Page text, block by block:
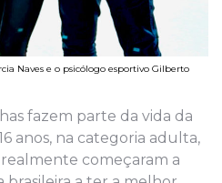
Naves e o psicólogo esportivo Gilberto
fazem parte da vida da
anos, na categoria adulta,
começaram a